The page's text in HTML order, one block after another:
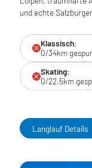
und echte
Klassisch:
0/34km
Skating:
0/22.5km
Langlauf Details